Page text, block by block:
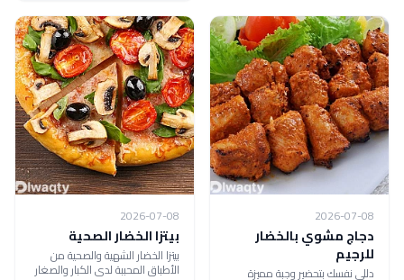
2026-07-08
دجاج مشوي بالخضار
للرجيم
دللي نفسك بتحضير وجبة مميزة
2026-07-08
بيتزا الخضار الصحية
بيتزا الخضار الشهية والصحية من
الأطباق المحببة لدى الكبار والصغار